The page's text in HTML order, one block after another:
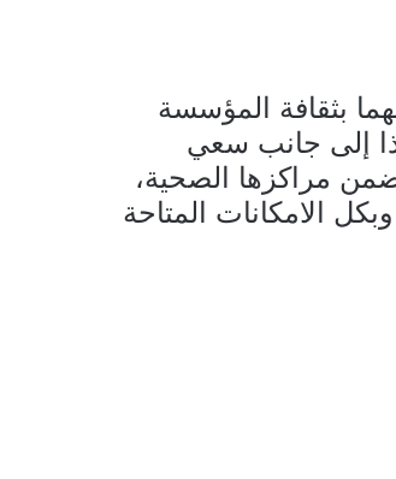
بثقافة المؤسسة
إلى جانب سعي
ضمن مراكزها الصحية،
الامكانات المتاحة